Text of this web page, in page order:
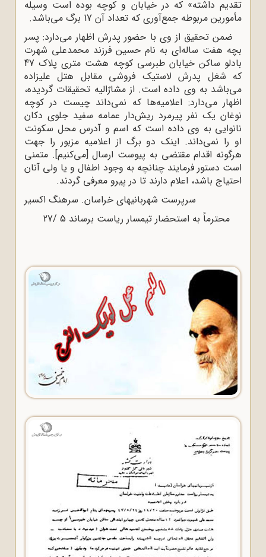
تقدیم داشته» که در خیابان و کوچه بوده است وسیله
مأمورین مربوطه جمع‌آورى که تعداد آن 17 برگ می‌باشد.
ضمن تحقیق از وى با حضور پدرش اظهار مى‌دارد: پسر
بچه هفت ساله‌اى به نام حسین فرزند محمدعلى شهرت
بادلو ساکن خیابان طبرسى کوچه هشت مترى پلاک 47
که شغل پدرش لاستیک فروشى مقابل هتل علیزاده
مى‌باشد به وى داده است. از مشارٌالیه تحقیقات گردیده،
اظهار مى‌دارد: اعلامیه‌ها که نمی‌داند چیست در کوچه
نوغان یک نفر پیرمرد ریش‌دار عمامه سفید جلوى دکان
نانوایى به وى داده است که اسم و آدرس محل سکونت
او را نمی‌داند. اینک دو برگ از اعلامیه مزبور را جهت
هرگونه اقدام مقتضى به پیوست ارسال [می‌کنیم]. متمنى
است دستور فرمایند چنانچه به وجود اطفال و یا ولى آنان
احتیاج باشد، اعلام دارند تا در پیرو معرفى گردند.
سرپرست شهربانیهاى خراسان. سرهنگ اکسیر
محترماً به استحضار تیمسار ریاست برساند 5 /27